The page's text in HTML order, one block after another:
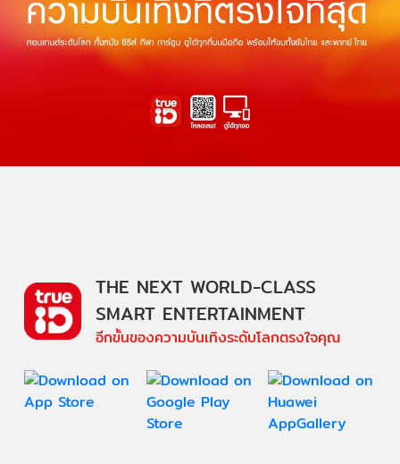
THE NEXT WORLD-CLASS
SMART ENTERTAINMENT
อีกขั้นของความบันเทิงระดับโลกตรงใจคุณ